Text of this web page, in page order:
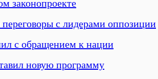
законопроекте
с лидерами оппозиции
с обращением к нации
новую программу